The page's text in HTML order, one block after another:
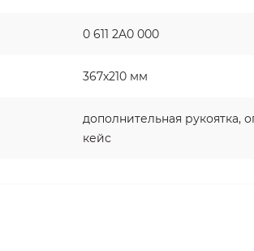
0 611 2A0 000
367x210 мм
дополнительная рукоятка,
кейс